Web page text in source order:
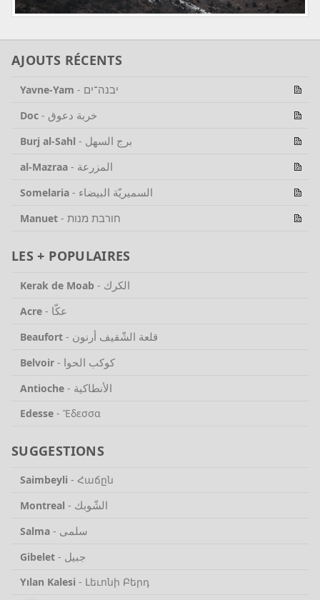
AJOUTS RÉCENTS
Yavne-Yam - יבנה־ים
Doc - خربة دعوق
Burj al-Sahl - برج السهل
al-Mazraa - المزرعة
Somelaria - السميريّة البيضاء
Manuet - חורבת מנות
LES + POPULAIRES
Kerak de Moab - الكرك
Acre - عكّا
Beaufort - قلعة الشّقيف أرنون
Belvoir - كوكب الحوا
Antioche - الأنطاكية
Edesse - Ἔδεσσα
SUGGESTIONS
Saimbeyli - Հաճըն
Montreal - الشّوبك
Salma - سلمى
Gibelet - جبيل
Yılan Kalesi - Լեւոնի Բերդ